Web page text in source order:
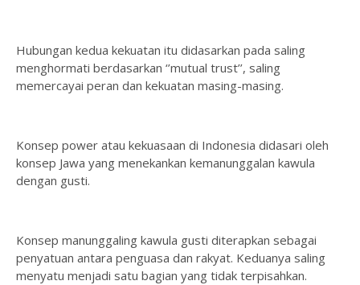
Hubungan kedua kekuatan itu didasarkan pada saling
menghormati berdasarkan ‘’mutual trust’’, saling
memercayai peran dan kekuatan masing-masing.
Konsep power atau kekuasaan di Indonesia didasari oleh
konsep Jawa yang menekankan kemanunggalan kawula
dengan gusti.
Konsep manunggaling kawula gusti diterapkan sebagai
penyatuan antara penguasa dan rakyat. Keduanya saling
menyatu menjadi satu bagian yang tidak terpisahkan.